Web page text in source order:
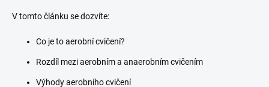
V tomto článku se dozvíte:
Co je to aerobní cvičení?
Rozdíl mezi aerobním a anaerobním cvičením
Výhody aerobního cvičení